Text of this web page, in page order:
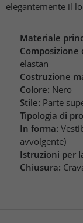
elegantemente il
Materiale
elastan
Costruzione
Colore: Nero
Stile: Parte
Tipologia di
In forma:
avvolgente)
Istruzioni per
Chiusura: